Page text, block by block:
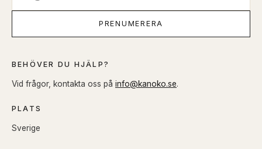
PRENUMERERA
BEHÖVER DU HJÄLP?
Vid frågor, kontakta oss på info@kanoko.se.
PLATS
Sverige